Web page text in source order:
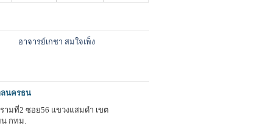
อาจารย์เกชา สมใจเพ็ง
ลนครธน
ามที่2 ซอย56 แขวงแสมดำ เขต
น กทม.